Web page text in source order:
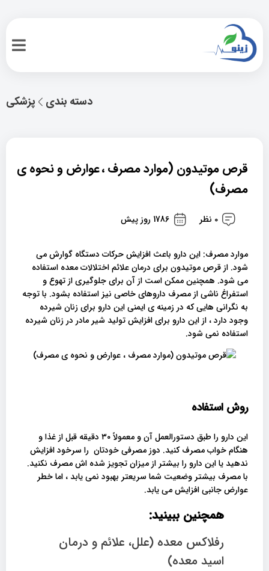
پزشکی دسته بندی
قرص موتیدون (موارد مصرف ، عوارض و نحوه ی
مصرف)
0 نظر 1786 روز پیش
موارد مصرف: این دارو باعث افزایش حرکات دستگاه گوارش می
شود. از قرص موتیدون برای درمان علائم اختلالات معده استفاده
می شود. همچنین ممکن است از آن برای جلوگیری از تهوع و
استفراغ ناشی از مصرف داروهای خاصی نیز استفاده بشود. با توجه
به نگرانی هایی که در زمینه ی ایمنی این دارو برای زنان شیرده
وجود دارد ، از این دارو برای افزایش تولید شیر مادر در زنان شیرده
استفاده نمی شود.
روش استفاده
این دارو را طبق دستورالعمل آن و معمولاً ۳۰ دقیقه قبل از غذا و
هنگام خواب مصرف کنید. دوز مصرفی خودتان را سرخود افزایش
ندهید یا این دارو را بیشتر از میزان تجویز شده اش مصرف نکنید.
با مصرف بیشتر وضعیت شما سریعتر بهبود نمی یابد ، اما خطر
عوارض جانبی افزایش می یابد.
همچنین ببینید:
رفلاکس معده (علل، علائم و درمان
اسید معده)